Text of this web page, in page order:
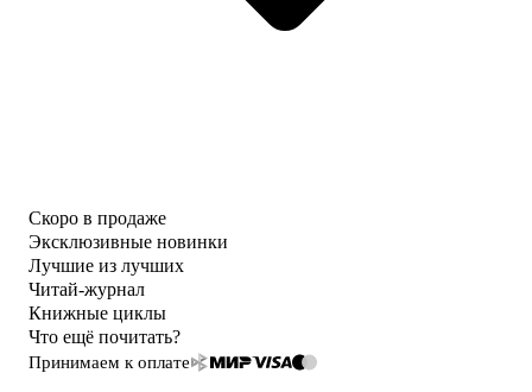
Скоро в продаже
Эксклюзивные новинки
Лучшие из лучших
Читай-журнал
Книжные циклы
Что ещё почитать?
Принимаем к оплате